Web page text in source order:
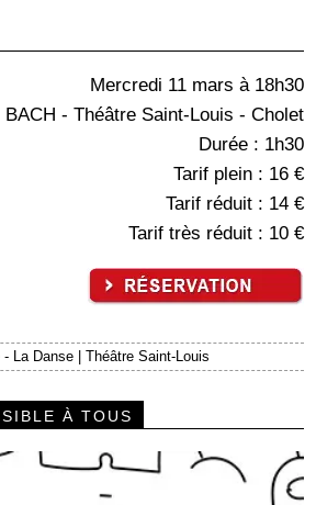
Mercredi 11 mars à 18h30
- Théâtre Saint-Louis - Cholet
Durée : 1h30
Tarif plein : 16 €
Tarif réduit : 14 €
Tarif très réduit : 10 €
- La Danse |Théâtre Saint-Louis
À TOUS